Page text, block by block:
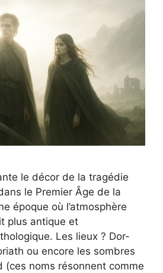
le décor de la tragédie
le Premier Âge de la
époque où l’atmosphère
plus antique et
Les lieux ? Dor-
ou encore les sombres
(ces noms résonnent comme